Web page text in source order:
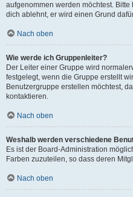
aufgenommen werden möchtest.
dich ablehnt, er wird einen Grund
Nach oben
Wie werde ich Gruppenleiter?
Der Leiter einer Gruppe wird
festgelegt, wenn die Gruppe erstellt
Benutzergruppe erstellen möchtest,
kontaktieren.
Nach oben
Weshalb werden verschiedene
Es ist der Board-Administration
Farben zuzuteilen, so dass deren
Nach oben